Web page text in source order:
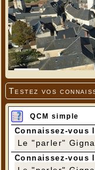
Testez vos
QCM simple
Connaissez-vous
Le "parler"
Connaissez-vous